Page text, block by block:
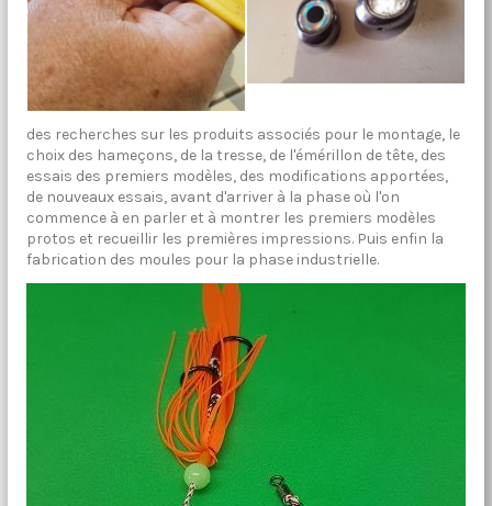
des recherches sur les produits associés pour le montage, le
choix des hameçons, de la tresse, de l'émérillon de tête, des
essais des premiers modèles, des modifications apportées,
de nouveaux essais, avant d'arriver à la phase où l'on
commence à en parler et à montrer les premiers modèles
protos et recueillir les premières impressions. Puis enfin la
fabrication des moules pour la phase industrielle.